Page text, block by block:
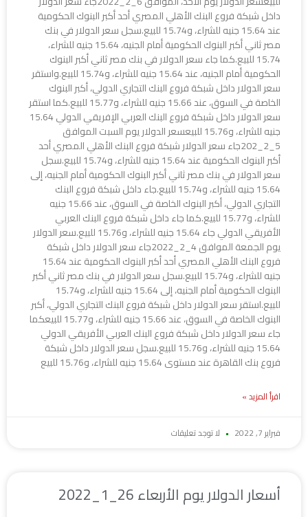
داخل شبكة فروع البنك الأهلي المصري أحد أكبر البنوك الحكومية
عند 15.64 جنيه للشراء، و15.74 للبيع.سجل سعر الدولار في بنك
مصر ثاني أكبر البنوك الحكومية أمام الجنيه، 15.64 جنيه للشراء،
15.74 للبيع.كما جاء سعر الدولار في بنك مصر ثاني أكبر البنوك
الحكومية أمام الجنيه، عند 15.64 جنيه للشراء، و15.74 للبيع.واستقر
سعر الدولار داخل شبكة فروع البنك التجاري الدولي، أكبر البنوك
الخاصة في السوق، عند 15.66 جنيه للشراء، و15.77 للبيع.كما استقر
سعر الدولار داخل شبكة فروع البنك العربي الإفريقي الدولي 15.64
جنيه للشراء، و15.76 للبيعسعر الدولار يوم السبت الموافق
5_2_202جاء سعر الدولار شبكة فروع البنك الأهلي المصري أحد
أكبر البنوك الحكومية عند 15.64 جنيه للشراء، و15.74 للبيع.سجل
سعر الدولار في بنك مصر ثاني أكبر البنوك الحكومية أمام الجنيه، إلى
15.64 جنيه للشراء، و15.74 للبيع.جاء داخل شبكة فروع البنك
التجاري الدولي، أكبر البنوك الخاصة في السوق، عند 15.66 جنيه
للشراء، و15.77 للبيع.كما جاء داخل شبكة فروع البنك العربي
الأفريقي الدولي جاء 15.64 جنيه للشراء، و15.76 للبيع.سعر الدولار
يوم الجمعة الموافق 4_2_2022جاء سعر الدولار داخل شبكة
فروع البنك الأهلي المصري أحد أكبر البنوك الحكومية عند 15.64
جنيه للشراء، و15.74 للبيع.سجل سعر الدولار في بنك مصر ثاني أكبر
البنوك الحكومية أمام الجنيه، إلى 15.64 جنيه للشراء، و15.74
للبيع.استقر سعر الدولار داخل شبكة فروع البنك التجاري الدولي، أكبر
البنوك الخاصة في السوق، عند 15.66 جنيه للشراء، و15.77 للبيعكما
جاء سعر الدولار داخل شبكة فروع البنك العربي الأفريقي الدولي
15.64 جنيه للشراء، و15.76 للبيع.سجل سعر الدولار داخل شبكة
فروع بنك القاهرة عند مستوى 15.64 جنيه للشراء، و15.76 للبيع
اقرأ المزيد »
فبراير 7, 2022 لا توجد تعليقات
أسعار الدولار يوم الأربعاء 26_1_2022